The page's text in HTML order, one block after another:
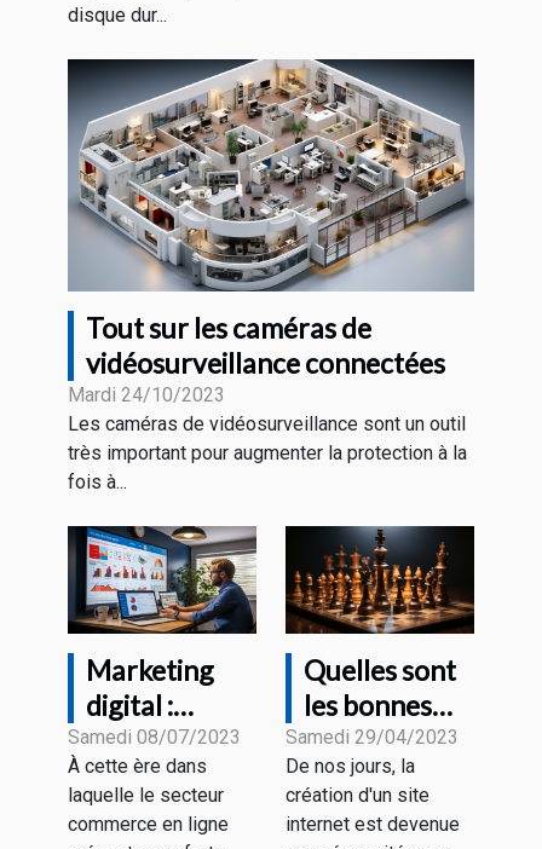
disque dur...
Tout sur les caméras de
vidéosurveillance connectées
Mardi 24/10/2023
Les caméras de vidéosurveillance sont un outil
très important pour augmenter la protection à la
fois à...
Marketing
digital :
comment
accroître sa
visibilité
Samedi 08/07/2023
À cette ère dans
laquelle le secteur
commerce en ligne
Quelles sont
les bonnes
pratiques
pour créer un
site web
Samedi 29/04/2023
De nos jours, la
création d'un site
internet est devenue